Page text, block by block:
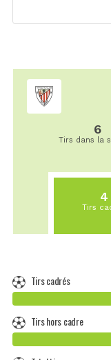
6
Tirs dans la
4
Tirs
Tirs cadrés
Tirs hors cadre